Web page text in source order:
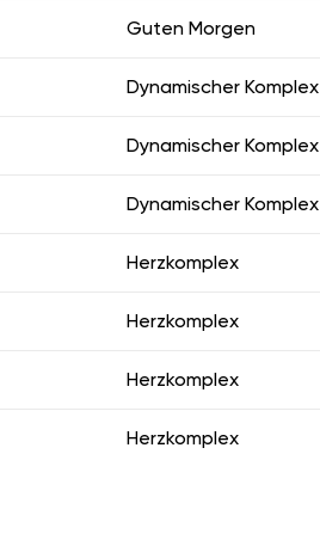
Guten Morgen
Dynamischer Komplex
Dynamischer Komplex
Dynamischer Komplex
Herzkomplex
Herzkomplex
Herzkomplex
Herzkomplex